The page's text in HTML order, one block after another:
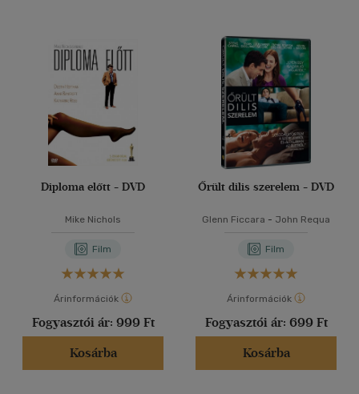
Diploma előtt - DVD
Mike Nichols
Film
Árinformációk
Fogyasztói ár: 999 Ft
Kosárba
Őrült dilis szerelem - DVD
Glenn Ficcara - John Requa
Film
Árinformációk
Fogyasztói ár: 699 Ft
Kosárba